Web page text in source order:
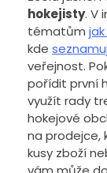
hokejisty. V
tématům
kde
veřejnost.
pořídit první
využít rady
hokejové
na prodejce,
kusy zboží